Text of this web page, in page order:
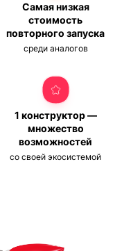
Самая низкая
стоимость
повторного запуска
среди аналогов
1 конструктор —
множество
возможностей
со своей экосистемой